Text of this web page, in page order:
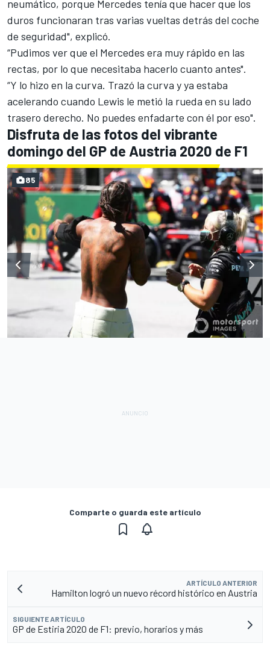
neumático, porque Mercedes tenía que hacer que los
duros funcionaran tras varias vueltas detrás del coche
de seguridad", explicó.
“Pudimos ver que el Mercedes era muy rápido en las
rectas, por lo que necesitaba hacerlo cuanto antes".
“Y lo hizo en la curva. Trazó la curva y ya estaba
acelerando cuando Lewis le metió la rueda en su lado
trasero derecho. No puedes enfadarte con él por eso".
Disfruta de las fotos del vibrante
domingo del GP de Austria 2020 de F1
85
Comparte o guarda este artículo
ARTÍCULO ANTERIOR
Hamilton logró un nuevo récord histórico en Austria
SIGUIENTE ARTÍCULO
GP de Estiria 2020 de F1: previo, horarios y más